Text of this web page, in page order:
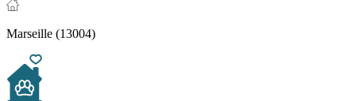
Marseille (13004)